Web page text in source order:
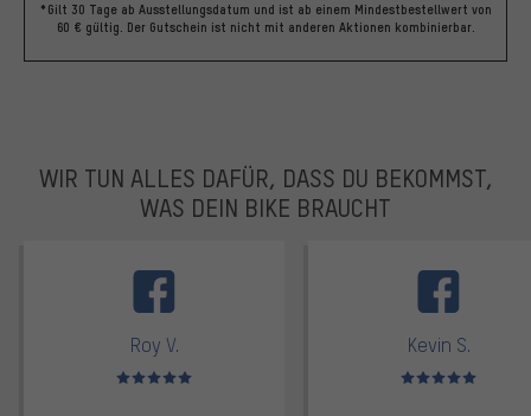
*Gilt 30 Tage ab Ausstellungsdatum und ist ab einem Mindestbestellwert von
60 € gültig. Der Gutschein ist nicht mit anderen Aktionen kombinierbar.
WIR TUN ALLES DAFÜR, DASS DU BEKOMMST,
WAS DEIN BIKE BRAUCHT
Roy V.
Bewertungen: 5 von 5
Kevin S.
Bewertungen: 5 von 5